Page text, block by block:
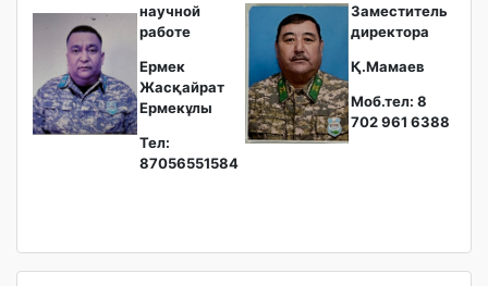
научной
работе
Ермек
Жасқайрат
Ермекұлы
Тел:
87056551584
Заместитель
директора
Қ.Мамаев
Моб.тел: 8
702 961 6388